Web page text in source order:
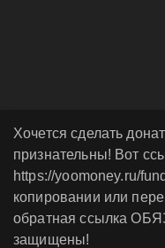
Хочется сделать
признательны! Вот
https://yoomoney.ru/
копировании или
обратная ссылка
защищены!